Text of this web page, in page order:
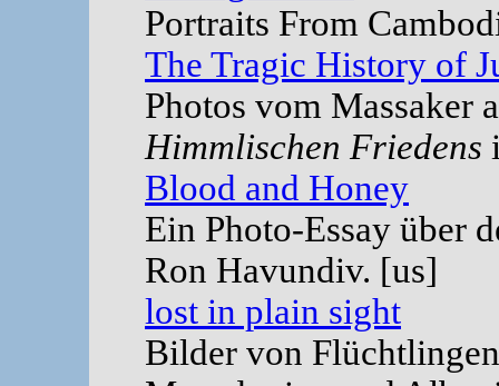
Portraits From
The Tragic History of
Photos vom Massaker
Himmlischen Friedens
Blood and Honey
Ein Photo-Essay über
Ron Havundiv. [us]
lost in plain sight
Bilder von